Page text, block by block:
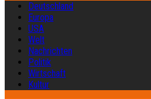
Deutschland
Europa
USA
Welt
Nachrichten
Politik
Wirtschaft
Kultur